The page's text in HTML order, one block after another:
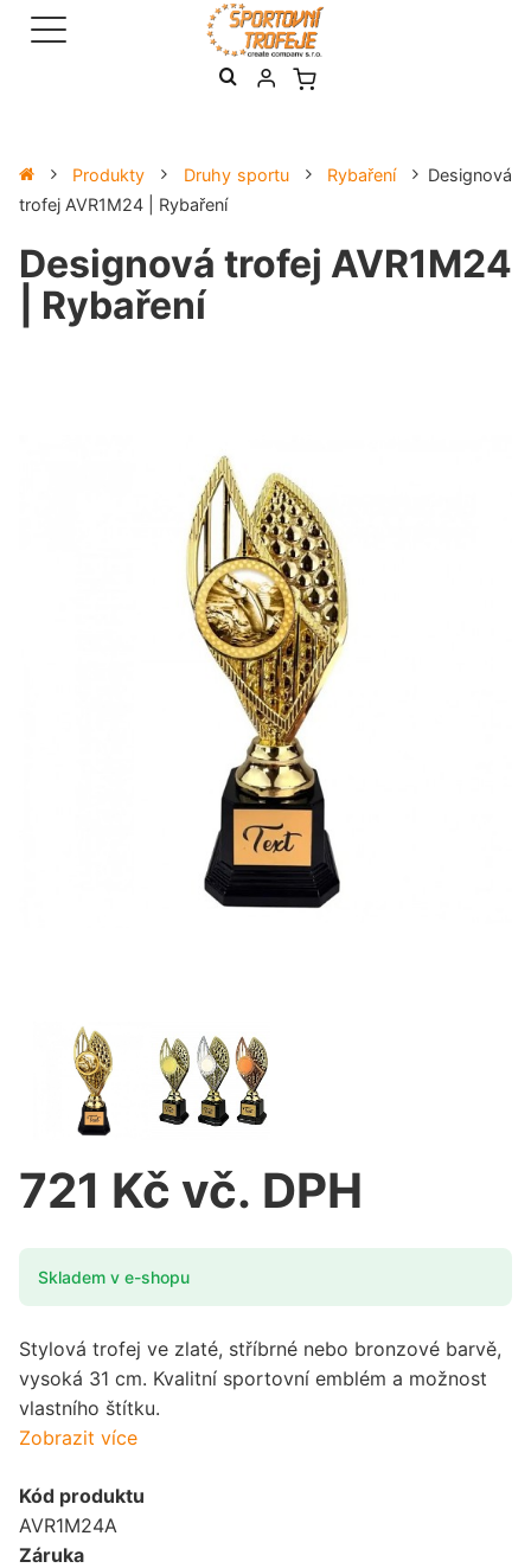
Produkty Druhy sportu Rybaření
Designová
trofej AVR1M24 | Rybaření
Designová trofej AVR1M24
| Rybaření
721 Kč vč. DPH
Skladem v e-shopu
Stylová trofej ve zlaté, stříbrné nebo bronzové barvě,
vysoká 31 cm. Kvalitní sportovní emblém a možnost
vlastního štítku.
Zobrazit více
Kód produktu
AVR1M24A
Záruka